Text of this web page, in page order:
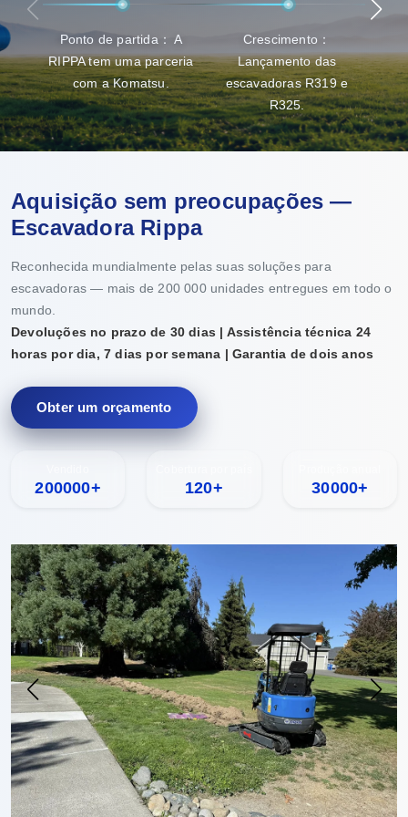
Ponto de partida： A
RIPPA tem uma parceria
com a Komatsu.
Crescimento：
Lançamento das
escavadoras R319 e
R325.
Aquisição sem preocupações —
Escavadora Rippa
Reconhecida mundialmente pelas suas soluções para
escavadoras — mais de 200 000 unidades entregues em todo o
mundo.
Devoluções no prazo de 30 dias | Assistência técnica 24
horas por dia, 7 dias por semana | Garantia de dois anos
Obter um orçamento
200000+ 120+ 30000+